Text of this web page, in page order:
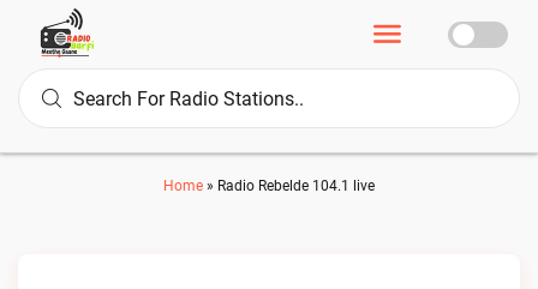
Home » Radio Rebelde 104.1 live